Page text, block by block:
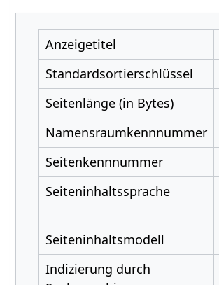
Anzeigetitel
Standardsortierschlüssel
Seitenlänge (in Bytes)
Namensraumkennnummer
Seitenkennnummer
Seiteninhaltssprache
Seiteninhaltsmodell
Indizierung durch